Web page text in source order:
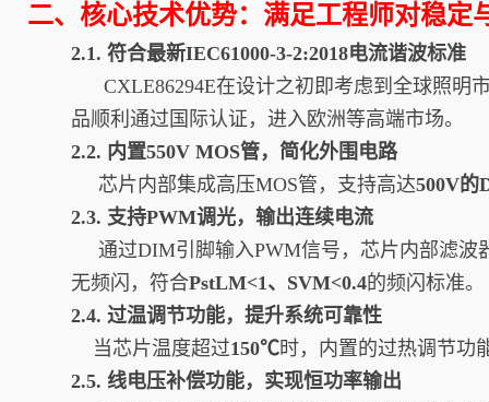
二、核心技术优势：满足工程师对稳定
2.1. 符合最新IEC61000-3-2:2018电流谐波标准
CXLE86294E在设计之初即考虑到全球照明
品顺利通过国际认证，进入欧洲等高端市场。
2.2. 内置550V MOS管，简化外围电路
芯片内部集成高压MOS管，支持高达500V的
2.3. 支持PWM调光，输出连续电流
通过DIM引脚输入PWM信号，芯片内部滤波
无频闪，符合PstLM<1、SVM<0.4的频闪标准。
2.4. 过温调节功能，提升系统可靠性
当芯片温度超过150℃时，内置的过热调节功
2.5. 线电压补偿功能，实现恒功率输出